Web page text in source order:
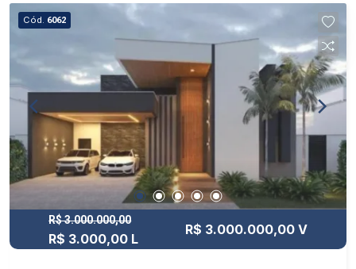
Cód. 6062
R$ 3.000.000,00
R$ 3.000,00 L
R$ 3.000.000,00 V